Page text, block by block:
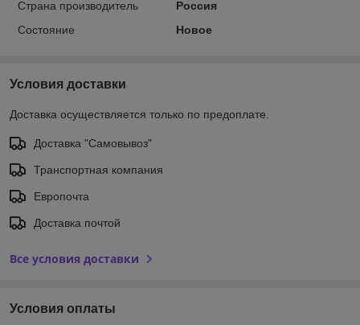
Страна производитель
Россия
Состояние
Новое
Условия доставки
Доставка осуществляется только по предоплате.
Доставка "Самовывоз"
Транспортная компания
Европочта
Доставка почтой
Все условия доставки
Условия оплаты